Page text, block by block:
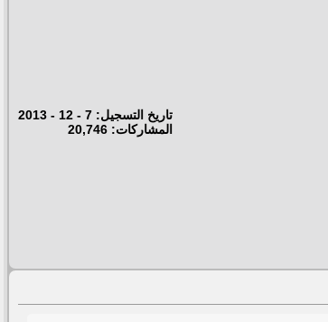
تاريخ التسجيل: 7 - 12 - 2013
المشاركات: 20,746